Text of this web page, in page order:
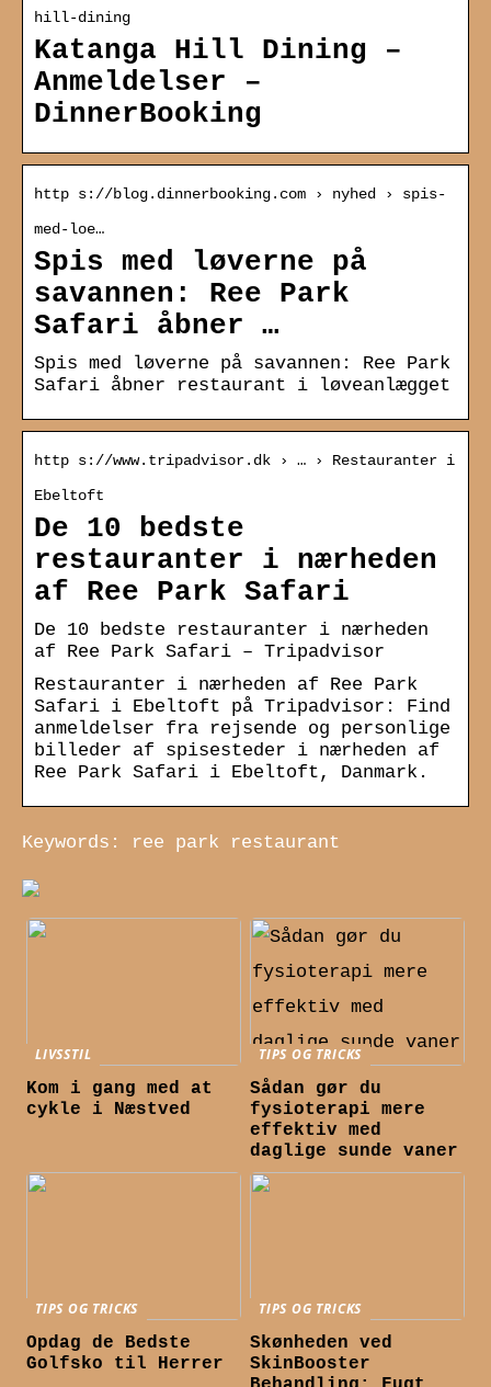
hill-dining
Katanga Hill Dining –
Anmeldelser –
DinnerBooking
http s://blog.dinnerbooking.com › nyhed › spis-
med-loe…
Spis med løverne på
savannen: Ree Park
Safari åbner …
Spis med løverne på savannen: Ree Park
Safari åbner restaurant i løveanlægget
http s://www.tripadvisor.dk › … › Restauranter i
Ebeltoft
De 10 bedste
restauranter i nærheden
af Ree Park Safari
De 10 bedste restauranter i nærheden
af Ree Park Safari – Tripadvisor
Restauranter i nærheden af Ree Park
Safari i Ebeltoft på Tripadvisor: Find
anmeldelser fra rejsende og personlige
billeder af spisesteder i nærheden af
Ree Park Safari i Ebeltoft, Danmark.
Keywords: ree park restaurant
LIVSSTIL
Kom i gang med at
cykle i Næstved
TIPS OG TRICKS
Sådan gør du
fysioterapi mere
effektiv med
daglige sunde vaner
TIPS OG TRICKS
Opdag de Bedste
Golfsko til Herrer
TIPS OG TRICKS
Skønheden ved
SkinBooster